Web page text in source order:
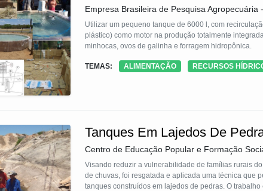
Empresa Brasileira de Pesquisa Agropecuária
Utilizar um pequeno tanque de 6000 l, com
plástico) como motor na produção totalmente integrada e escalonada de peixes, verduras, frutas, milho verde,
minhocas, ovos de galinha e forragem hidropônica.
TEMAS: ALIMENTAÇÃO RECURSOS
Tanques Em Lajedos De
Centro de Educação Popular e Formação
Visando reduzir a vulnerabilidade de famílias rurais
de chuvas, foi resgatada e aplicada uma técnica que
tanques construídos em lajedos de pedras. O